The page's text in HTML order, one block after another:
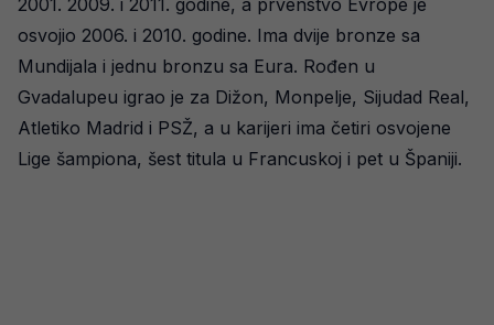
2001. 2009. i 2011. godine, a prvenstvo Evrope je
osvojio 2006. i 2010. godine. Ima dvije bronze sa
Mundijala i jednu bronzu sa Eura. Rođen u
Gvadalupeu igrao je za Dižon, Monpelje, Sijudad Real,
Atletiko Madrid i PSŽ, a u karijeri ima četiri osvojene
Lige šampiona, šest titula u Francuskoj i pet u Španiji.